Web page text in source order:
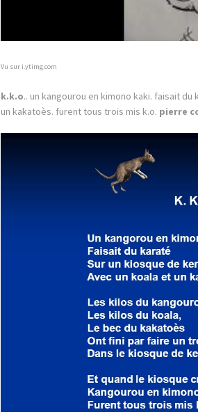
Vu sur i.ytimg.com
k.k.o.. un kangourou en kimono kaki. faisait
un kakatoès. furent tous trois mis k.o. pierre